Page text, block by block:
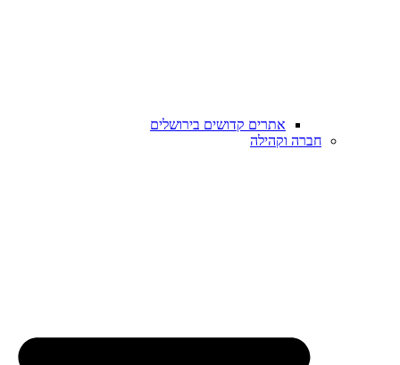
אתרים קדושים בירושלים
חברה וקהילה